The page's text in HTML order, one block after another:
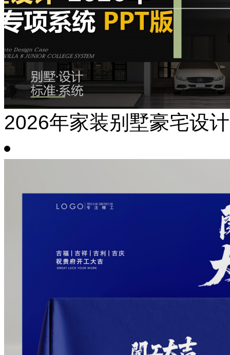
2026年家装别墅豪宅设计